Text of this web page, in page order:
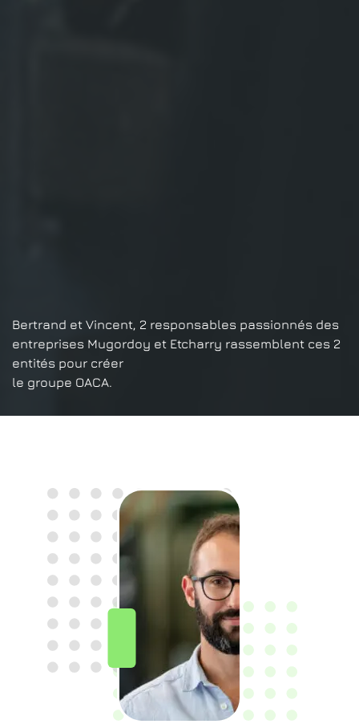
Bertrand et Vincent, 2 responsables passionnés des
entreprises Mugordoy et Etcharry rassemblent ces 2
entités pour créer
le groupe OACA.